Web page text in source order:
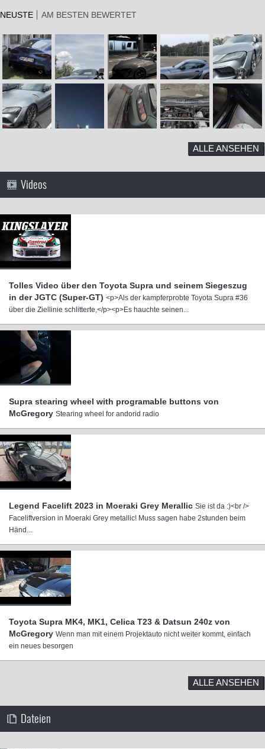
NEUSTE AM BESTEN BEWERTET
ALLE ANSEHEN
Videos
Tolles Video über den Toyota Supra und seinem Siegeszug
in der JGTC (Super-GT) <p>Als der kampferprobte Toyota Supra #36
über die Ziellinie schlitterte,</p><p>Es hauchte seinen...
Supra stearing wheel with programable buttons von
McGregory Stearing wheel for andorid radio
Legend Facelift 2023 in Moeraki Grey Merallic Sie ist da :)<br />
Faceliftversion in Moeraki Grey metallic! Muss sagen habe 2stunden beim
Händ...
Toyota Supra MK4, MK1, Celica T23 & Datsun 240z von
McGregory Wenn man mit einem Projektauto nicht weiter kommt, einfach
ein neues besorgen
ALLE ANSEHEN
Dateien